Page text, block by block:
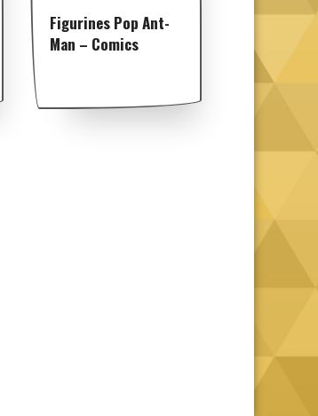
Figurines Pop Ant-
Man – Comics